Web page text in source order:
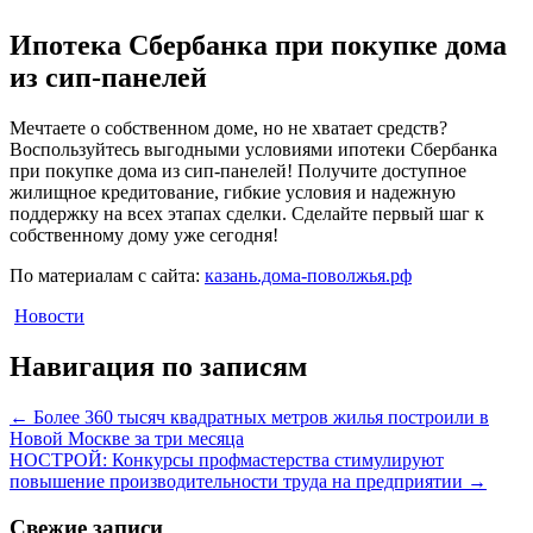
Ипотека Сбербанка при покупке дома
из сип-панелей
Мечтаете о собственном доме, но не хватает средств?
Воспользуйтесь выгодными условиями ипотеки Сбербанка
при покупке дома из сип-панелей! Получите доступное
жилищное кредитование, гибкие условия и надежную
поддержку на всех этапах сделки. Сделайте первый шаг к
собственному дому уже сегодня!
По материалам с сайта: казань.дома-поволжья.рф
Новости
Навигация по записям
← Более 360 тысяч квадратных метров жилья построили в
Новой Москве за три месяца
НОСТРОЙ: Конкурсы профмастерства стимулируют
повышение производительности труда на предприятии →
Свежие записи